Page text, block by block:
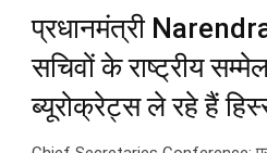
प्रधानमंत्री
सचिवों के राष्ट्रीय
ब्यूरोक्रेट्स ले रहे हैं